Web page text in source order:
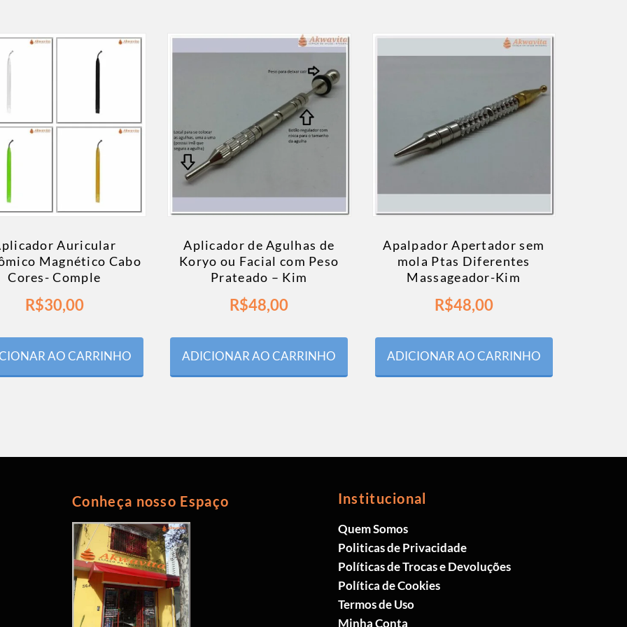
Auricular
Magnético Cabo
Cores- Comple
R$30,00
AO CARRINHO
Aplicador de Agulhas de
Koryo ou Facial com Peso
Prateado – Kim
R$48,00
ADICIONAR AO CARRINHO
Apalpador Apertador sem
mola Ptas Diferentes
Massageador-Kim
R$48,00
ADICIONAR AO CARRINHO
Conheça nosso Espaço Institucional
Quem Somos
Politicas de Privacidade
Políticas de Trocas e Devoluções
Política de Cookies
Termos de Uso
Minha Conta